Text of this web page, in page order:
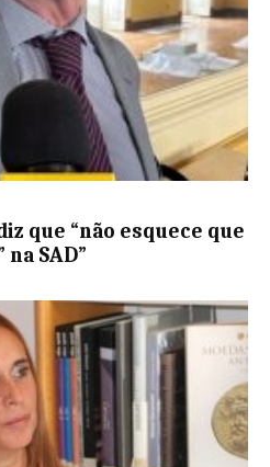
que “não esquece que
SAD”